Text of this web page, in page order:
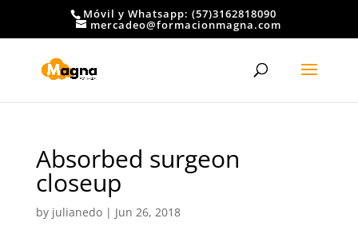
Móvil y Whatsapp: (57)3162818090
mercadeo@formacionmagna.com
Absorbed surgeon
closeup
by julianedo| Jun 26, 2018